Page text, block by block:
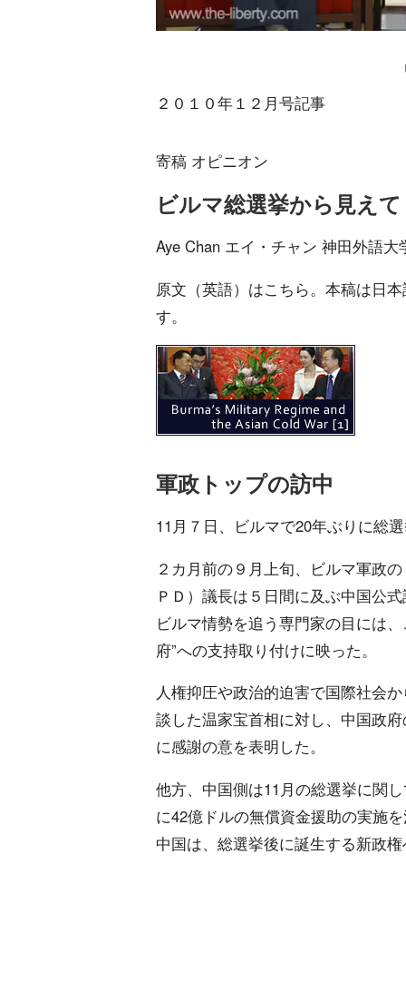
２０１０年１２月号記事
寄稿 オピニオン
ビルマ総選挙から見え
Aye Chan エイ・チャン 神田外語大
原文（英語）はこちら。本稿は日
す。
軍政トップの訪中
11月７日、ビルマで20年ぶりに総
２カ月前の９月上旬、ビルマ軍政
ＰＤ）議長は５日間に及ぶ中国公
ビルマ情勢を追う専門家の目には
府”への支持取り付けに映った。
人権抑圧や政治的迫害で国際社会
談した温家宝首相に対し、中国政
に感謝の意を表明した。
他方、中国側は11月の総選挙に関
に42億ドルの無償資金援助の実施
中国は、総選挙後に誕生する新政